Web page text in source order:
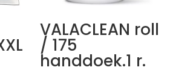
VALACLEAN roll
/ 175
handdoek.1 r.